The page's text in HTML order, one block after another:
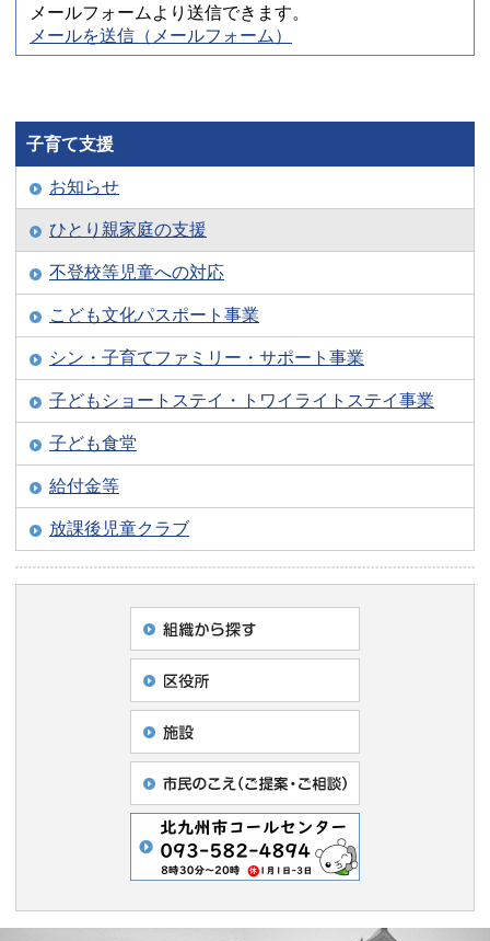
メールフォームより送信できます。
メールを送信（メールフォーム）
子育て支援
お知らせ
ひとり親家庭の支援
不登校等児童への対応
こども文化パスポート事業
シン・子育てファミリー・サポート事業
子どもショートステイ・トワイライトステイ事業
子ども食堂
給付金等
放課後児童クラブ